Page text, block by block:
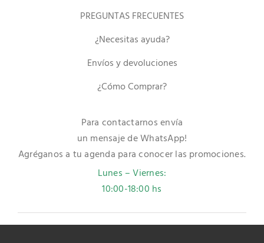
PREGUNTAS FRECUENTES
¿Necesitas ayuda?
Envíos y devoluciones
¿Cómo Comprar?
Para contactarnos envía
un mensaje de WhatsApp!
Agréganos a tu agenda para conocer las promociones.
Lunes – Viernes:
10:00-18:00 hs